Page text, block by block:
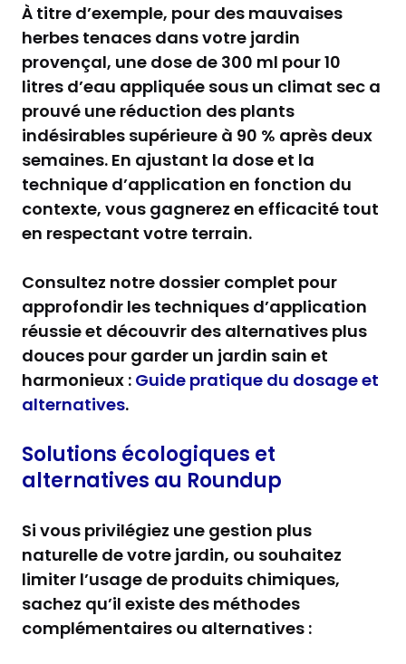
À titre d’exemple, pour des mauvaises
herbes tenaces dans votre jardin
provençal, une dose de 300 ml pour 10
litres d’eau appliquée sous un climat sec a
prouvé une réduction des plants
indésirables supérieure à 90 % après deux
semaines. En ajustant la dose et la
technique d’application en fonction du
contexte, vous gagnerez en efficacité tout
en respectant votre terrain.
Consultez notre dossier complet pour
approfondir les techniques d’application
réussie et découvrir des alternatives plus
douces pour garder un jardin sain et
harmonieux : Guide pratique du dosage et
alternatives.
Solutions écologiques et
alternatives au Roundup
Si vous privilégiez une gestion plus
naturelle de votre jardin, ou souhaitez
limiter l’usage de produits chimiques,
sachez qu’il existe des méthodes
complémentaires ou alternatives :